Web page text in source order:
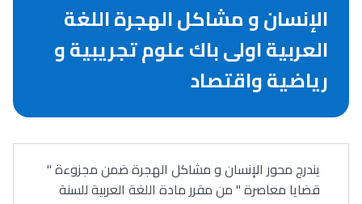
الإنسان و مشاكل الهجرة اللغة
العربية اولى باك علوم تجريبية و
رياضية واقتصاد
يندرج محور الإنسان و مشاكل الهجرة ضمن مجزوءة "
قضايا معاصرة " من مقرر مادة اللغة العربية للسنة